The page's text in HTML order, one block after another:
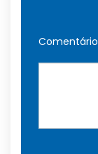
Comentário